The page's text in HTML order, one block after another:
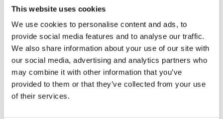
This website uses cookies
We use cookies to personalise content and ads, to
provide social media features and to analyse our traffic.
We also share information about your use of our site with
our social media, advertising and analytics partners who
may combine it with other information that you’ve
provided to them or that they’ve collected from your use
of their services.